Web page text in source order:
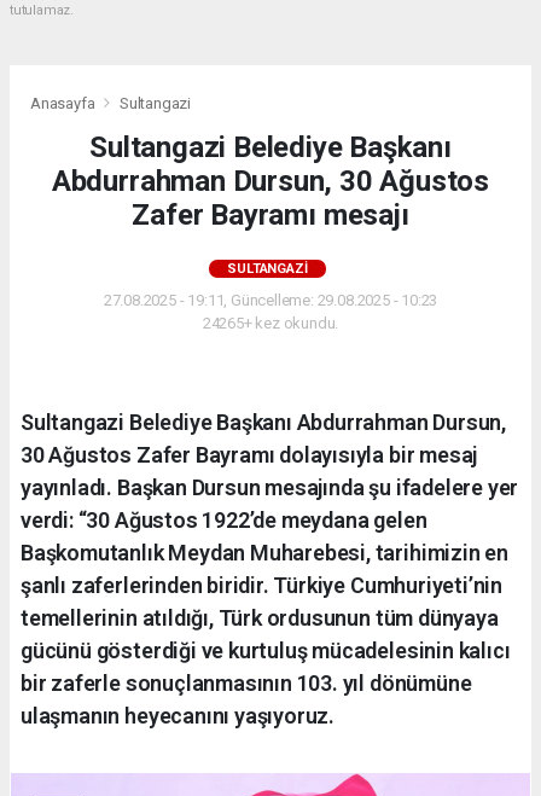
tutulamaz.
Anasayfa Sultangazi
Sultangazi Belediye Başkanı
Abdurrahman Dursun, 30 Ağustos
Zafer Bayramı mesajı
SULTANGAZI
27.08.2025 - 19:11, Güncelleme: 29.08.2025 - 10:23
24265+ kez okundu.
Sultangazi Belediye Başkanı Abdurrahman Dursun,
30 Ağustos Zafer Bayramı dolayısıyla bir mesaj
yayınladı. Başkan Dursun mesajında şu ifadelere yer
verdi: “30 Ağustos 1922’de meydana gelen
Başkomutanlık Meydan Muharebesi, tarihimizin en
şanlı zaferlerinden biridir. Türkiye Cumhuriyeti’nin
temellerinin atıldığı, Türk ordusunun tüm dünyaya
gücünü gösterdiği ve kurtuluş mücadelesinin kalıcı
bir zaferle sonuçlanmasının 103. yıl dönümüne
ulaşmanın heyecanını yaşıyoruz.